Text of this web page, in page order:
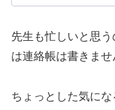
先生も忙しいと思
は連絡帳は書きませ
ちょっとした気に